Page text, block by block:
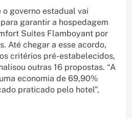
governo estadual vai
garantir a hospedagem
Suítes Flamboyant por
Até chegar a esse acordo,
critérios pré-estabelecidos,
outras 16 propostas. “A
economia de 69,90%
praticado pelo hotel”,